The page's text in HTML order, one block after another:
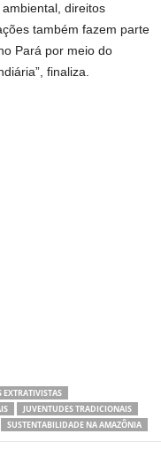
direitos
também fazem parte
Pará por meio do
finaliza.
JUVENTUDES TRADICIONAIS
SUSTENTABILIDADE NA AMAZÔNIA